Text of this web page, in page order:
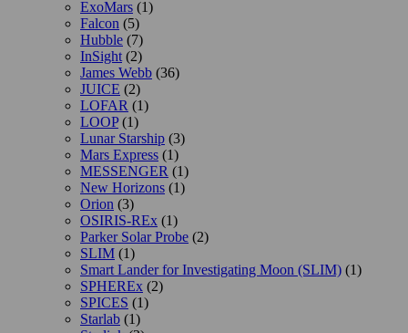
ExoMars (1)
Falcon (5)
Hubble (7)
InSight (2)
James Webb (36)
JUICE (2)
LOFAR (1)
LOOP(1)
Lunar Starship (3)
Mars Express (1)
MESSENGER (1)
New Horizons (1)
Orion (3)
OSIRIS-REx (1)
Parker Solar Probe (2)
SLIM (1)
Smart Lander for Investigating Moon (SLIM) (1)
SPHEREx (2)
SPICES (1)
Starlab (1)